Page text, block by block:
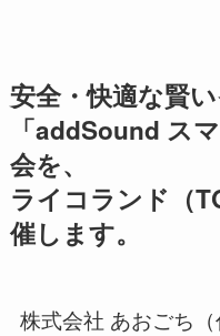
安全・快適な賢
「addSound ス
会を、
ライコランド（
催します。
株式会社 あおごち（